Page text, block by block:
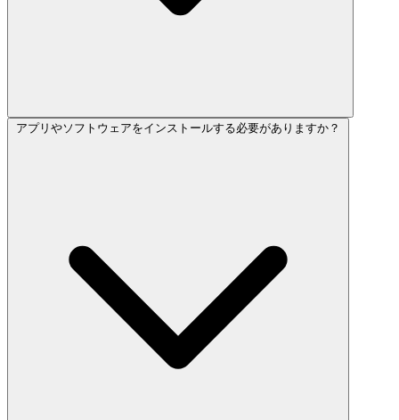
アプリやソフトウェアをインストールする必要がありますか？